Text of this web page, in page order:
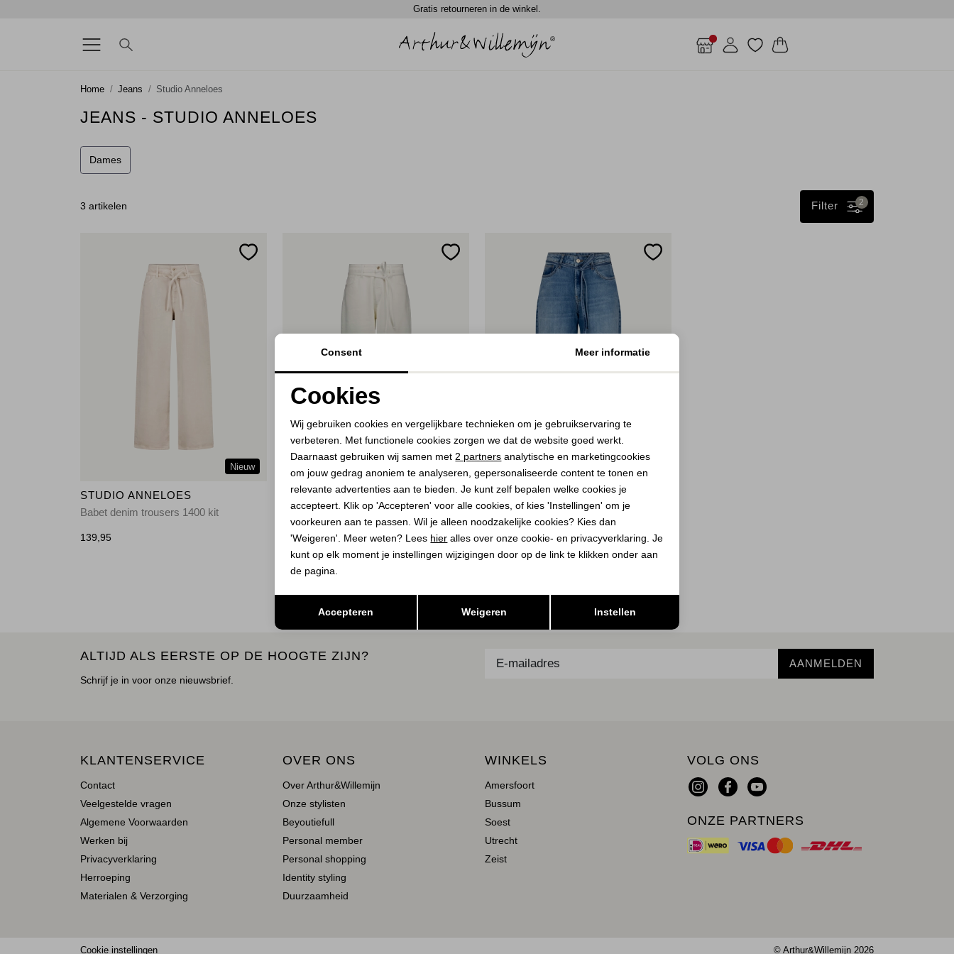
Gratis retourneren in de winkel.
Home Jeans Studio Anneloes
JEANS - STUDIO ANNELOES
Dames
3 artikelen 2
Filter
Nieuw
STUDIO ANNELOES
Babet denim trousers 1400 kit
139,95
STUDIO ANNELOES
Babet denim trousers 1100 off white
70,00 139,95
STUDIO ANNELOES
Babet denim trousers 6400 jeans
139,95
ALTIJD ALS EERSTE OP DE HOOGTE ZIJN?
Schrijf je in voor onze nieuwsbrief.
AANMELDEN
KLANTENSERVICE
Contact
Veelgestelde vragen
Algemene Voorwaarden
Werken bij
Privacyverklaring
Herroeping
Materialen & Verzorging
OVER ONS
Over Arthur&Willemijn
Onze stylisten
Beyoutiefull
Personal member
Personal shopping
Identity styling
Duurzaamheid
WINKELS
Amersfoort
Bussum
Soest
Utrecht
Zeist
VOLG ONS
ONZE PARTNERS
Cookie instellingen © Arthur&Willemijn 2026
Analytische cookies Marketing cookies
Consent Meer informatie
Cookies
Wij gebruiken cookies en vergelijkbare technieken om je gebruikservaring te
verbeteren. Met functionele cookies zorgen we dat de website goed werkt.
Daarnaast gebruiken wij samen met 2 partners analytische en marketingcookies
om jouw gedrag anoniem te analyseren, gepersonaliseerde content te tonen en
relevante advertenties aan te bieden. Je kunt zelf bepalen welke cookies je
accepteert. Klik op 'Accepteren' voor alle cookies, of kies 'Instellingen' om je
voorkeuren aan te passen. Wil je alleen noodzakelijke cookies? Kies dan
'Weigeren'. Meer weten? Lees hier alles over onze cookie- en privacyverklaring. Je
kunt op elk moment je instellingen wijzigingen door op de link te klikken onder aan
de pagina.
Accepteren Weigeren Instellen